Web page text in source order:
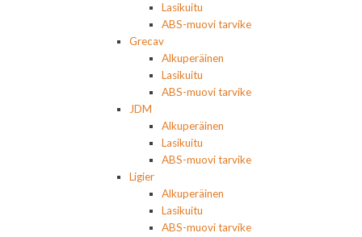
Lasikuitu
ABS-muovi tarvike
Grecav
Alkuperäinen
Lasikuitu
ABS-muovi tarvike
JDM
Alkuperäinen
Lasikuitu
ABS-muovi tarvike
Ligier
Alkuperäinen
Lasikuitu
ABS-muovi tarvike